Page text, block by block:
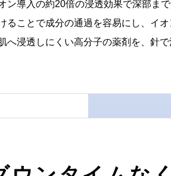
ン導入の約20倍の浸透効果で深部ま
ることで成分の通過を容易にし、イ
へ浸透しにくい高分子の薬剤を、針